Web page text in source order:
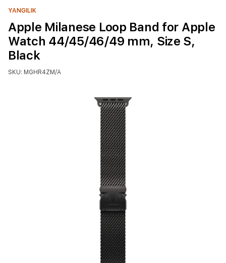
YANGILIK
Apple Milanese Loop Band for Apple
Watch 44/45/46/49 mm, Size S,
Black
SKU: MGHR4ZM/A